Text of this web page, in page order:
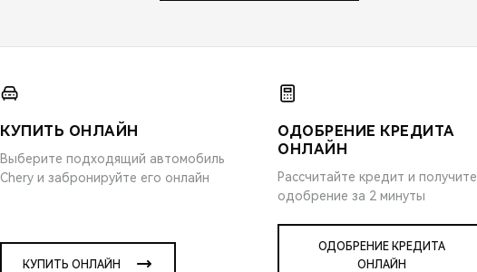
КУПИТЬ ОНЛАЙН
Выберите подходящий автомобиль
Chery и забронируйте его онлайн
КУПИТЬ ОНЛАЙН
ОДОБРЕНИЕ КРЕДИТА
ОНЛАЙН
Рассчитайте кредит и получите
одобрение за 2 минуты
ОДОБРЕНИЕ КРЕДИТА
ОНЛАЙН